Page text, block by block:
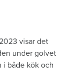
visar det
under golvet
i både kök och